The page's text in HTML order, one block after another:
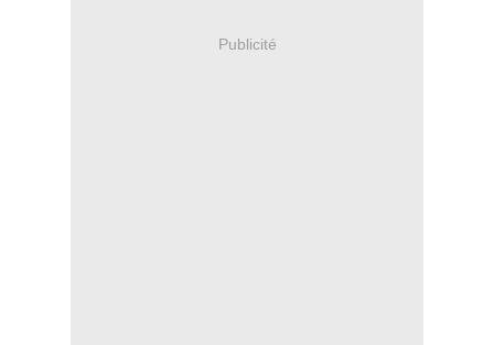
Publicité